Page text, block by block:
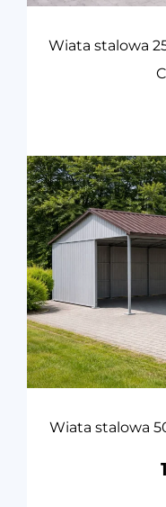
Wiata stalowa
Wiata stalowa